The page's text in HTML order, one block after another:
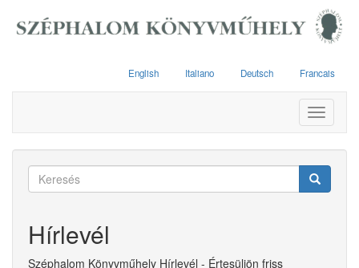
English Italiano Deutsch Francais
Toggle
Keresés
Hírlevél
Széphalom Könyvműhely Hírlevél - Értesüljön friss